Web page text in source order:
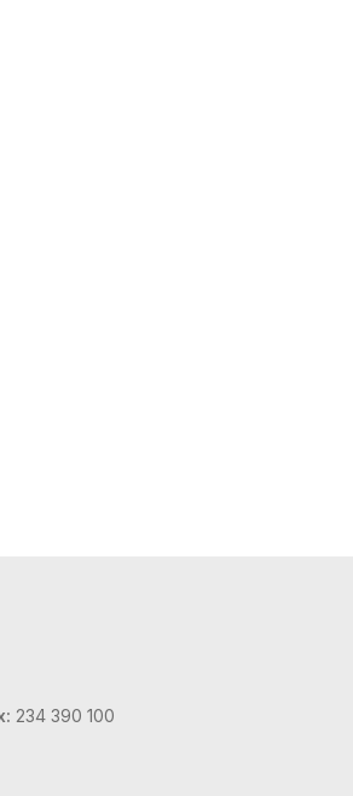
234 390 100